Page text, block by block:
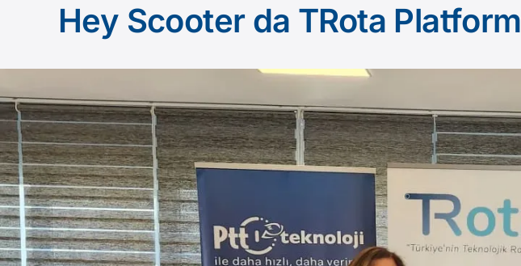
Hey Scooter da TRota